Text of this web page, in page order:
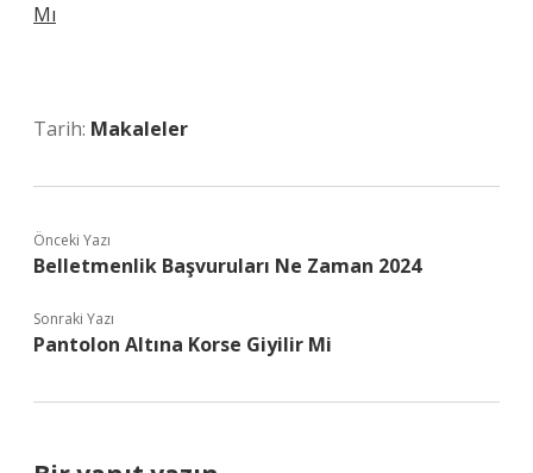
Mı
Tarih: Makaleler
Önceki Yazı
Belletmenlik Başvuruları Ne Zaman 2024
Sonraki Yazı
Pantolon Altına Korse Giyilir Mi